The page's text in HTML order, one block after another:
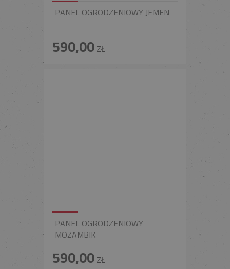
PANEL OGRODZENIOWY JEMEN
590,00ZŁ
PANEL OGRODZENIOWY
MOZAMBIK
590,00ZŁ